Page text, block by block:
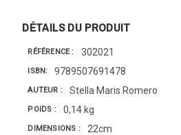
DÉTAILS DU PRODUIT
RÉFÉRENCE 302021
ISBN 9789507691478
AUTEUR Stella Maris Romero
POIDS 0,14 kg
DIMENSIONS 22cm